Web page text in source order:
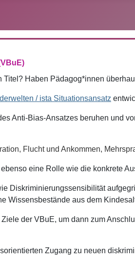
Haben Pädagog*innen
/ ista Situationsansatz
Anti-Bias-Ansatzes beruhen und
Flucht und Ankommen,
eine Rolle wie die konkrete
Diskriminierungssensibilität
Wissensbestände aus dem
der VBuE, um dann zum
Zugang zu neuen